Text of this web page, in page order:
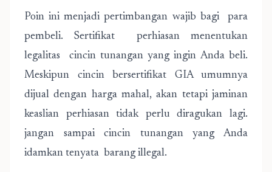
Poin ini menjadi pertimbangan wajib bagi para
pembeli. Sertifikat perhiasan menentukan
legalitas cincin tunangan yang ingin Anda beli.
Meskipun cincin bersertifikat GIA umumnya
dijual dengan harga mahal, akan tetapi jaminan
keaslian perhiasan tidak perlu diragukan lagi.
jangan sampai cincin tunangan yang Anda
idamkan tenyata barang illegal.